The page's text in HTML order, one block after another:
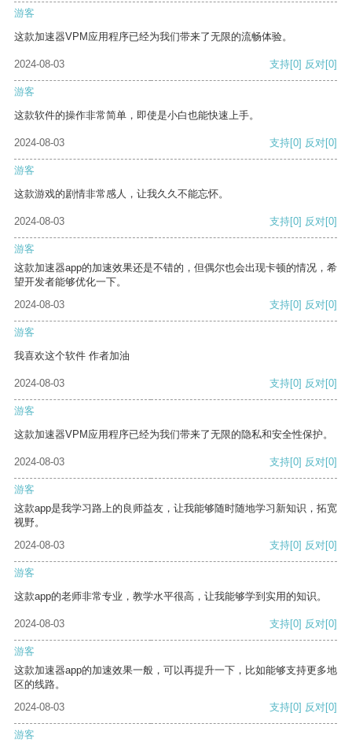
游客
这款加速器VPM应用程序已经为我们带来了无限的流畅体验。
2024-08-03 支持[0] 反对[0]
游客
这款软件的操作非常简单，即使是小白也能快速上手。
2024-08-03 支持[0] 反对[0]
游客
这款游戏的剧情非常感人，让我久久不能忘怀。
2024-08-03 支持[0] 反对[0]
游客
这款加速器app的加速效果还是不错的，但偶尔也会出现卡顿的情况，希
望开发者能够优化一下。
2024-08-03
支持[0] 反对[0]
游客
我喜欢这个软件 作者加油
2024-08-03 支持[0] 反对[0]
游客
这款加速器VPM应用程序已经为我们带来了无限的隐私和安全性保护。
2024-08-03 支持[0] 反对[0]
游客
这款app是我学习路上的良师益友，让我能够随时随地学习新知识，拓宽
视野。
2024-08-03
支持[0] 反对[0]
游客
这款app的老师非常专业，教学水平很高，让我能够学到实用的知识。
2024-08-03 支持[0] 反对[0]
游客
这款加速器app的加速效果一般，可以再提升一下，比如能够支持更多地
区的线路。
2024-08-03
支持[0] 反对[0]
游客